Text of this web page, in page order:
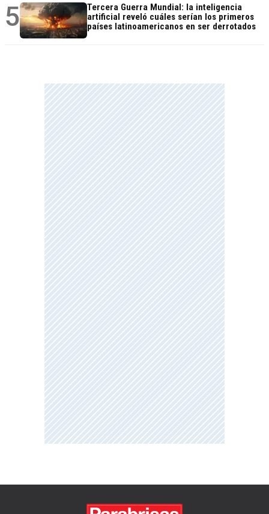
5
Tercera Guerra Mundial: la inteligencia
artificial reveló cuáles serían los primeros
países latinoamericanos en ser derrotados